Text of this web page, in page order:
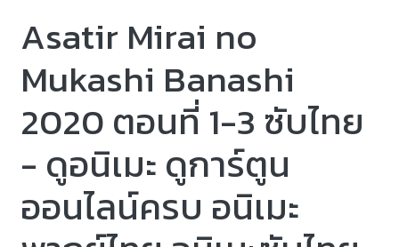
Asatir Mirai no
Mukashi Banashi
2020 ตอนที่ 1-3 ซับไทย
- ดูอนิเมะ ดูการ์ตูน
ออนไลน์ครบ อนิเมะ